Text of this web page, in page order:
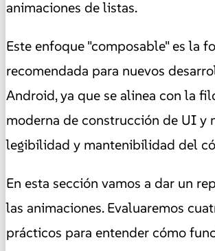
animaciones de listas.
Este enfoque "composable" es la
recomendada para nuevos
Android, ya que se alinea con la
moderna de construcción de UI y
legibilidad y mantenibilidad del
En esta sección vamos a dar un
las animaciones. Evaluaremos
prácticos para entender cómo